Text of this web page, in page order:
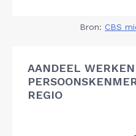
Bron: CBS
AANDEEL
REGIO